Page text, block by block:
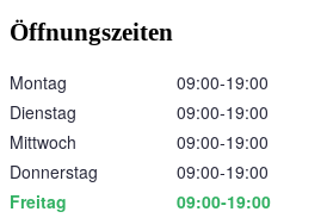
Öffnungszeiten
Montag
09:00‑19:00
Dienstag
09:00‑19:00
Mittwoch
09:00‑19:00
Donnerstag
09:00‑19:00
Freitag
09:00‑19:00